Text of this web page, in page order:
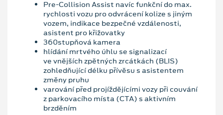
Pre-Collision Assist navíc funkční do max.
rychlosti vozu pro odvrácení kolize s jiným
vozem, indikace bezpečné vzdálenosti,
asistent pro křižovatky
360stupňová kamera
hlídání mrtvého úhlu se signalizací
ve vnějších zpětných zrcátkách (BLIS)
zohledňující délku přívěsu s asistentem
změny pruhu
varování před projíždějícími vozy při couvání
z parkovacího místa (CTA) s aktivním
brzděním